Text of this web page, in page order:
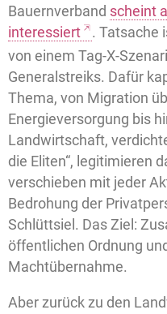
Bauernverband scheint
interessiert
. Tatsache
von einem Tag-X-
Generalstreiks. Dafür
Thema, von Migration
Energieversorgung bis
Landwirtschaft,
die Eliten“, legitimieren
verschieben mit jeder
Bedrohung der
Schlüttsiel. Das Ziel:
öffentlichen Ordnung
Machtübernahme.
Aber zurück zu den